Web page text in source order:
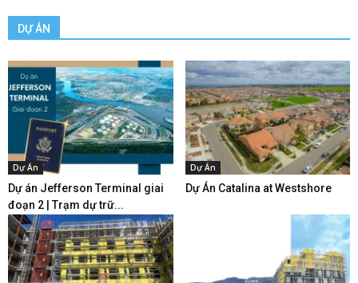
DỰ ÁN
Dự Án
Dự án Jefferson Terminal giai
đoạn 2 | Trạm dự trữ...
Dự Án
Dự Án Catalina at Westshore